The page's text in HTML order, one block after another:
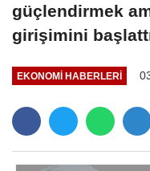
güçlendirmek
girişimini
EKONOMI HABERLERI